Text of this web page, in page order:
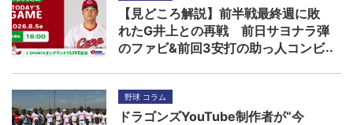
【見どころ解説】前半戦最終週に敗
れたG井上との再戦 前日サヨナラ弾
のファビ&前回3安打の助っ人コンビ
野球 コラム
ドラゴンズYouTube制作者が“今